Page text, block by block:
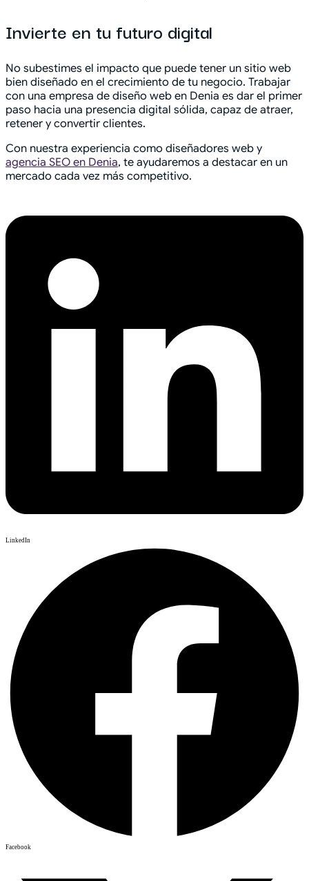
Invierte en tu futuro digital
No subestimes el impacto que puede tener un sitio web
bien diseñado en el crecimiento de tu negocio. Trabajar
con una empresa de diseño web en Denia es dar el primer
paso hacia una presencia digital sólida, capaz de atraer,
retener y convertir clientes.
Con nuestra experiencia como diseñadores web y
agencia SEO en Denia, te ayudaremos a destacar en un
mercado cada vez más competitivo.
LinkedIn
Facebook